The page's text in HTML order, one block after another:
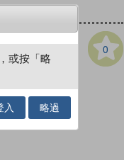
0
或按「略
入 略過